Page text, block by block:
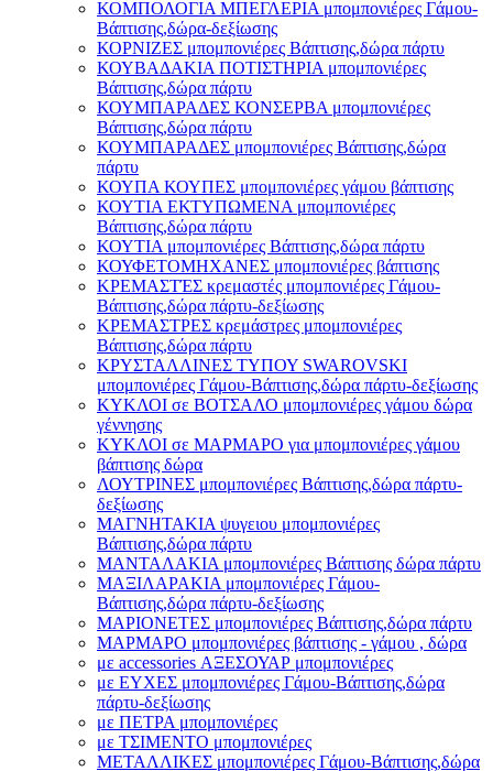
ΚΟΜΠΟΛΟΓΙΑ ΜΠΕΓΛΕΡΙΑ μπομπονιέρες Γάμου-
Βάπτισης,δώρα-δεξίωσης
ΚΟΡΝΙΖΕΣ μπομπονιέρες Βάπτισης,δώρα πάρτυ
ΚΟΥΒΑΔΑΚΙΑ ΠΟΤΙΣΤΗΡΙΑ μπομπονιέρες
Βάπτισης,δώρα πάρτυ
ΚΟΥΜΠΑΡΑΔΕΣ ΚΟΝΣΕΡΒΑ μπομπονιέρες
Βάπτισης,δώρα πάρτυ
ΚΟΥΜΠΑΡΑΔΕΣ μπομπονιέρες Βάπτισης,δώρα
πάρτυ
ΚΟΥΠΑ ΚΟΥΠΕΣ μπομπονιέρες γάμου βάπτισης
ΚΟΥΤΙΑ ΕΚΤΥΠΩΜΕΝΑ μπομπονιέρες
Βάπτισης,δώρα πάρτυ
ΚΟΥΤΙΑ μπομπονιέρες Βάπτισης,δώρα πάρτυ
ΚΟΥΦΕΤΟΜΗΧΑΝΕΣ μπομπονιέρες βάπτισης
ΚΡΕΜΑΣΤΈΣ κρεμαστές μπομπονιέρες Γάμου-
Βάπτισης,δώρα πάρτυ-δεξίωσης
ΚΡΕΜΑΣΤΡΕΣ κρεμάστρες μπομπονιέρες
Βάπτισης,δώρα πάρτυ
ΚΡΥΣΤΑΛΛΙΝΕΣ ΤΥΠΟΥ SWAROVSKI
μπομπονιέρες Γάμου-Βάπτισης,δώρα πάρτυ-δεξίωσης
ΚΥΚΛΟΙ σε ΒΟΤΣΑΛΟ μπομπονιέρες γάμου δώρα
γέννησης
ΚΥΚΛΟΙ σε ΜΑΡΜΑΡΟ για μπομπονιέρες γάμου
βάπτισης δώρα
ΛΟΥΤΡΙΝΕΣ μπομπονιέρες Βάπτισης,δώρα πάρτυ-
δεξίωσης
ΜΑΓΝΗΤΑΚΙΑ ψυγειου μπομπονιέρες
Βάπτισης,δώρα πάρτυ
ΜΑΝΤΑΛΑΚΙΑ μπομπονιέρες Βάπτισης δώρα πάρτυ
ΜΑΞΙΛΑΡΑΚΙΑ μπομπονιέρες Γάμου-
Βάπτισης,δώρα πάρτυ-δεξίωσης
ΜΑΡΙΟΝΕΤΕΣ μπομπονιέρες Βάπτισης,δώρα πάρτυ
ΜΑΡΜΑΡΟ μπομπονιέρες βάπτισης - γάμου , δώρα
με accessories ΑΞΕΣΟΥΑΡ μπομπονιέρες
με ΕΥΧΕΣ μπομπονιέρες Γάμου-Βάπτισης,δώρα
πάρτυ-δεξίωσης
με ΠΕΤΡΑ μπομπονιέρες
με ΤΣΙΜΕΝΤΟ μπομπονιέρες
ΜΕΤΑΛΛΙΚΕΣ μπομπονιέρες Γάμου-Βάπτισης,δώρα